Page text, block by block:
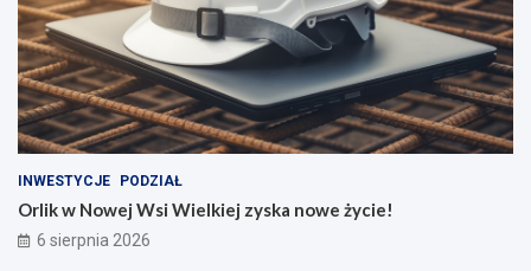
INWESTYCJE PODZIAŁ
Orlik w Nowej Wsi Wielkiej zyska nowe życie!
6 sierpnia 2026